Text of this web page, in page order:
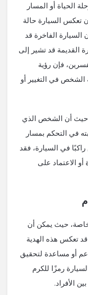
الحياة أو المسار
تعكس السيارة حالة
الفاخرة قد
القديمة قد تشير إلى
فإن رؤية
الشخص في التغيير أو
حيث أن الشخص الذي
في التحكم بمسار
في السيارة، فقد
الاعتماد على
خاصة، حيث يمكن أن
تعكس هذه الهدية
أو مساعدة لتحقيق
رمزًا للكرم
الأفراد.